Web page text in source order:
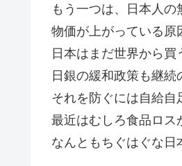
もう一つは、日本人の
物価が上がっている原
日本はまだ世界から
日銀の緩和政策も継続
それを防ぐには自給自
最近はむしろ食品ロス
なんともちぐはぐな